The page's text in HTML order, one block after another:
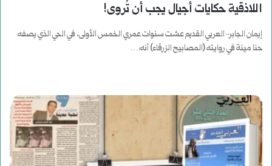
اللاذقية حكايات أجيال يجب أن تُروى!
إيمان الجابر- العربي القديم عشت سنوات عمري الخمس الأولى، في الحي الذي يصفه
حنا مينة في روايته (المصابيح الزرقاء) أنه:…